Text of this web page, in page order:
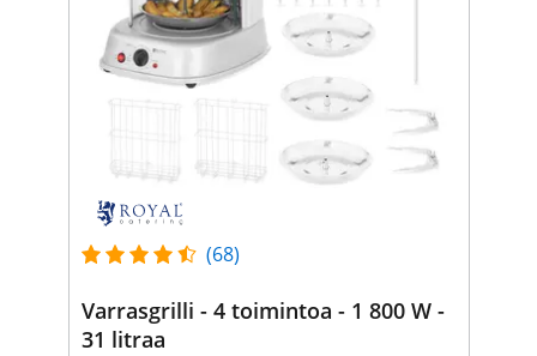
(68)
Varrasgrilli - 4 toimintoa - 1 800 W -
31 litraa